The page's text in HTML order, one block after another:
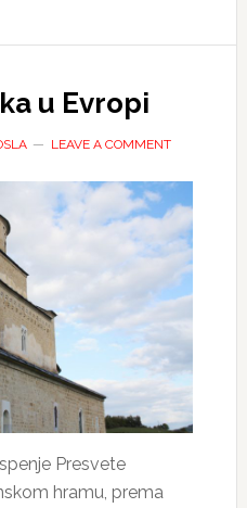
u Evropi
LEAVE A COMMENT
Presvete
hramu, prema